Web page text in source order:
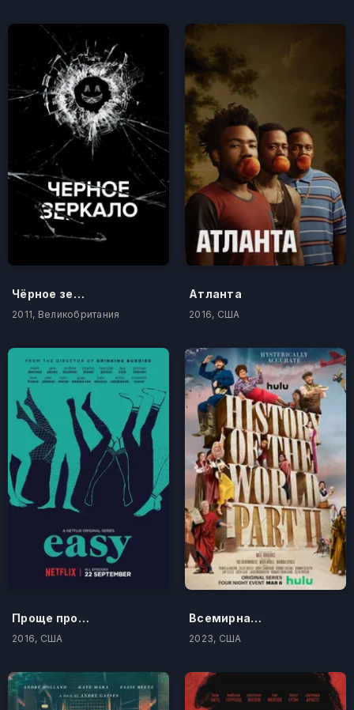
Чёрное зеркало
2011, Великобритания
Атланта
2016, США
Проще простого
2016, США
Всемирная история, часть 2
2023, США